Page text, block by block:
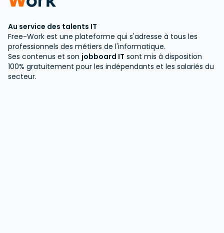
Au service des talents IT
Free-Work est une plateforme qui s'adresse à tous les
professionnels des métiers de l'informatique.
Ses contenus et son jobboard IT sont mis à disposition
100% gratuitement pour les indépendants et les salariés du
secteur.